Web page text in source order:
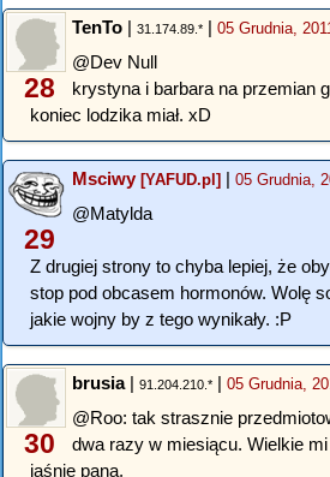
28
TenTo | 31.174.89.* | 05 Grudnia,
@Dev Null
krystyna i barbara na przemian
koniec lodzika miał. xD
29
Msciwy[YAFUD.pl] | 05 Grudnia,
@Matylda
Z drugiej strony to chyba lepiej, że
stop pod obcasem hormonów. Wolę
jakie wojny by z tego wynikały. :P
30
brusia| 91.204.210.* | 05 Grudnia,
@Roo: tak strasznie
dwa razy w miesiącu. Wielkie
jaśnie pana.